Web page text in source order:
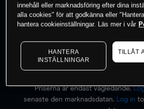
Börja handla
Priserna är endast vägledande.
senaste den marknadsdatan.
Log in
innehåll eller marknadsföring efter dina
alla cookies" för att godkänna eller
hantera cookieinställningar. Läs mer i vår
HANTERA
INSTÄLLNINGAR
TILLÅT